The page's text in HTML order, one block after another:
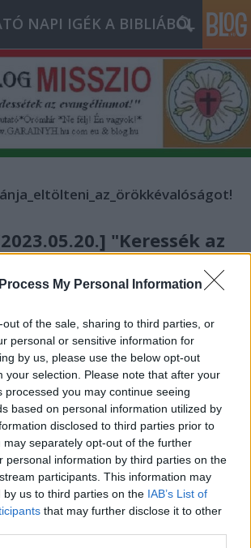
My Personal Information
out of the sale, sharing to third parties, or
personal or sensitive information for
by us, please use the below opt-out
your selection. Please note that after your
processed you may continue seeing
based on personal information utilized by
disclosed to third parties prior to
may separately opt-out of the further
personal information by third parties on the
participants. This information may
by us to third parties on the IAB’s List of
that may further disclose it to other
NAPI IGÉK A BIBLIÁBÓL
"Keressék az
hiszen nincs
sem!"
20.
*
1 MONDATBAN IS; 2 KIÍRT
3*Protestáns-
http://www.garainyh.hu ***
***
***…
"Eltörlöm